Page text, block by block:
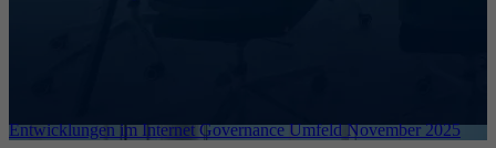
Entwicklungen im Internet Governance Umfeld November 2025